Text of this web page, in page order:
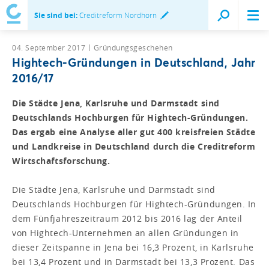
Sie sind bei:Creditreform Nordhorn
04. September 2017 Gründungsgeschehen
Hightech-Gründungen in Deutschland, Jahr
2016/17
Die Städte Jena, Karlsruhe und Darmstadt sind
Deutschlands Hochburgen für Hightech-Gründungen.
Das ergab eine Analyse aller gut 400 kreisfreien Städte
und Landkreise in Deutschland durch die Creditreform
Wirtschaftsforschung.
Die Städte Jena, Karlsruhe und Darmstadt sind
Deutschlands Hochburgen für Hightech-Gründungen. In
dem Fünfjahreszeitraum 2012 bis 2016 lag der Anteil
von Hightech-Unternehmen an allen Gründungen in
dieser Zeitspanne in Jena bei 16,3 Prozent, in Karlsruhe
bei 13,4 Prozent und in Darmstadt bei 13,3 Prozent. Das